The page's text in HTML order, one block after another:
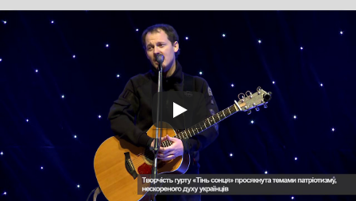
СМІЛА
Соліст гурту «Тінь
сонця» виступив у
Смілі
Від editor